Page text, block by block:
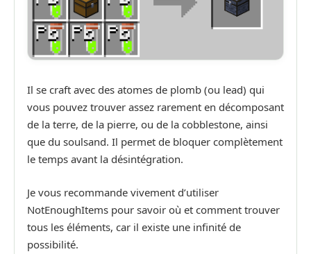
Il se craft avec des atomes de plomb (ou lead) qui
vous pouvez trouver assez rarement en décomposant
de la terre, de la pierre, ou de la cobblestone, ainsi
que du soulsand. Il permet de bloquer complètement
le temps avant la désintégration.
Je vous recommande vivement d’utiliser
NotEnoughItems pour savoir où et comment trouver
tous les éléments, car il existe une infinité de
possibilité.